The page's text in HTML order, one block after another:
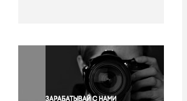
Окружающая среда
Политика
Правосудие
Происшествия и конфликты